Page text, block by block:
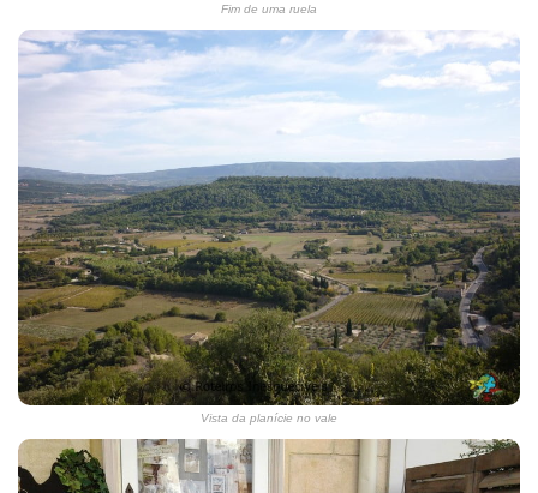
Fim de uma ruela
Vista da planície no vale